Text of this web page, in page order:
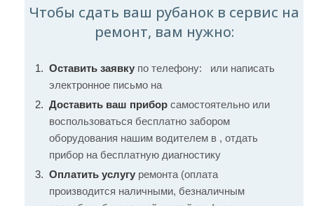
Чтобы сдать ваш рубанок в сервис на
ремонт, вам нужно:
Оставить заявку по телефону:
или написать
электронное письмо на
Доставить ваш прибор самостоятельно или
воспользоваться бесплатно забором
оборудования нашим водителем в , отдать
прибор на бесплатную диагностику
Оплатить услугу ремонта (оплата
производится наличными, безналичным